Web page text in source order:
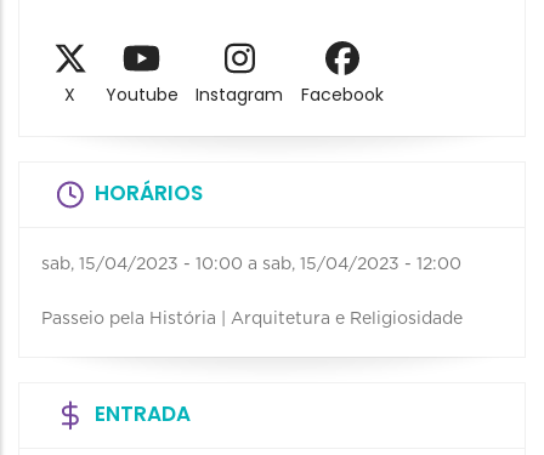
X Youtube Instagram Facebook
HORÁRIOS
sab, 15/04/2023 - 10:00 a sab, 15/04/2023 - 12:00
Passeio pela História | Arquitetura e Religiosidade
ENTRADA